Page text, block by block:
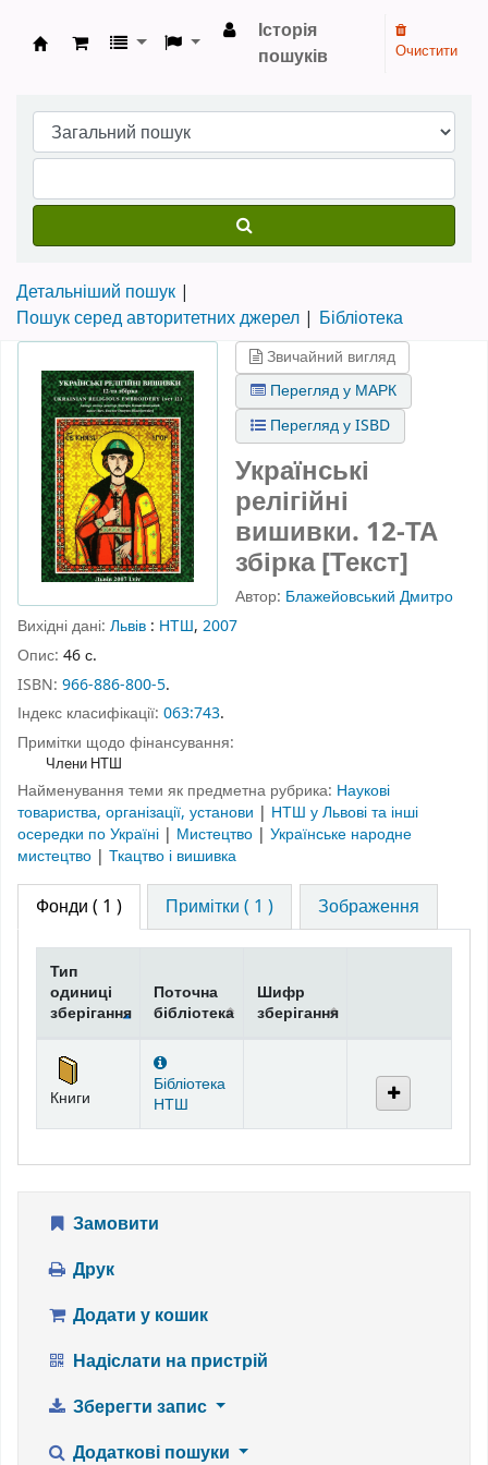
Бібліотека НТШ › Електронний каталог
Історія
пошуків
Очистити
Детальніший пошук
Пошук серед авторитетних джерел
Бібліотека
Звичайний вигляд
Перегляд у МАРК
Перегляд у ISBD
Українські
релігійні
вишивки. 12-ТА
збірка [Текст]
Автор: Блажейовський Дмитро
Вихідні дані: Львів : НТШ, 2007
Опис: 46 с.
ISBN: 966-886-800-5.
Індекс класифікації: 063:743.
Примітки щодо фінансування:
Члени НТШ
Найменування теми як предметна рубрика: Наукові
товариства, організації, установи | НТШ у Львові та інші
осередки по Україні | Мистецтво | Українське народне
мистецтво | Ткацтво і вишивка
Фонди ( 1 ) Примітки ( 1 ) Зображення
Фонди
Тип
одиниці
зберігання
Поточна
бібліотека
Шифр
зберігання
Книги
Бібліотека
НТШ
Замовити
Друк
Додати у кошик
Надіслати на пристрій
Зберегти запис
Додаткові пошуки